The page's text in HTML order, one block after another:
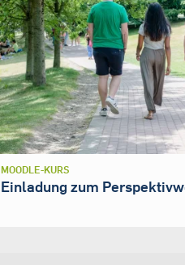
MOODLE-KURS
Einladung zum